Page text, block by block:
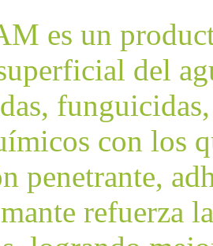
es un
del
con los
penetrante,
refuerza